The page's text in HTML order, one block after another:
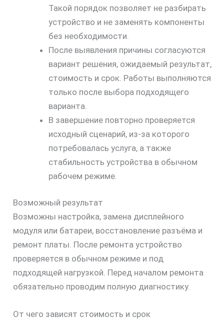
Такой порядок позволяет не разбирать
устройство и не заменять компоненты
без необходимости.
После выявления причины согласуются
вариант решения, ожидаемый результат,
стоимость и срок. Работы выполняются
только после выбора подходящего
варианта.
В завершение повторно проверяется
исходный сценарий, из-за которого
потребовалась услуга, а также
стабильность устройства в обычном
рабочем режиме.
Возможный результат
Возможны настройка, замена дисплейного
модуля или батареи, восстановление разъёма и
ремонт платы. После ремонта устройство
проверяется в обычном режиме и под
подходящей нагрузкой. Перед началом ремонта
обязательно проводим полную диагностику.
От чего зависят стоимость и срок
скидку
30%